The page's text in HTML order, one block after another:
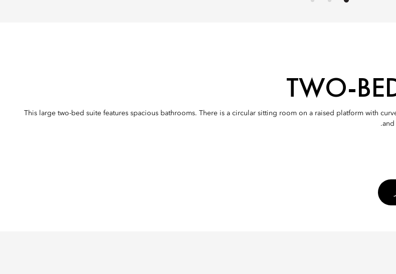
TWO-
This large two-bed suite features spacious bathrooms. There is a circular sitting room on a raised platform with
and